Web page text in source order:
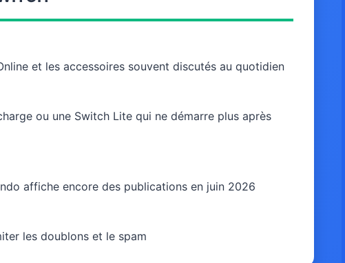
et les accessoires souvent discutés au quotidien
ou une Switch Lite qui ne démarre plus après
affiche encore des publications en juin 2026
les doublons et le spam